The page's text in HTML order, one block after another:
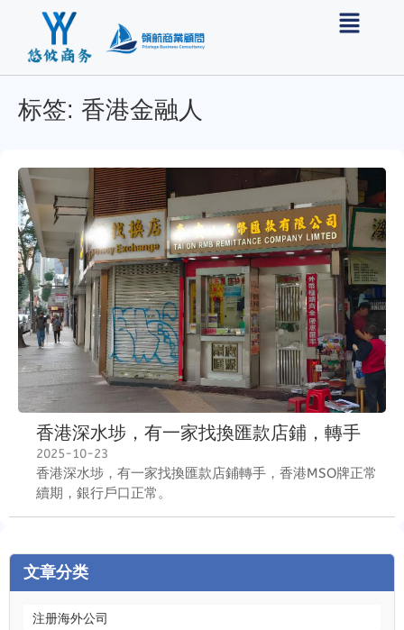
标签: 香港金融人
香港深水埗，有一家找換匯款店鋪，轉手
2025-10-23
香港深水埗，有一家找換匯款店鋪轉手，香港MSO牌正常
續期，銀行戶口正常。
文章分类
注册海外公司